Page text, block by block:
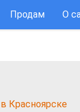
Продам О
Красноярске